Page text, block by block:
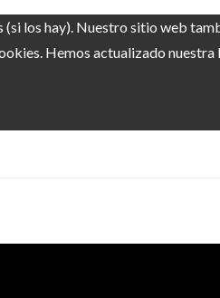
los hay). Nuestro sitio web
Hemos actualizado